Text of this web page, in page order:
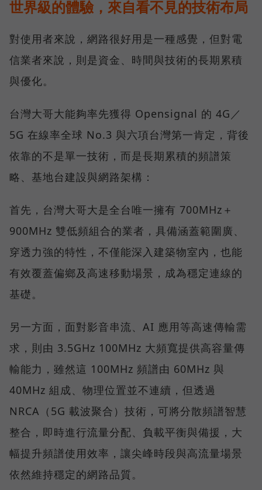
世界級的體驗，來自看不見的技術布局
對使用者來說，網路很好用是一種感覺，但對電
信業者來說，則是資金、時間與技術的長期累積
與優化。
台灣大哥大能夠率先獲得 Opensignal 的 4G／
5G 在線率全球 No.3 與六項台灣第一肯定，背後
依靠的不是單一技術，而是長期累積的頻譜策
略、基地台建設與網路架構：
首先，台灣大哥大是全台唯一擁有 700MHz＋
900MHz 雙低頻組合的業者，具備涵蓋範圍廣、
穿透力強的特性，不僅能深入建築物室內，也能
有效覆蓋偏鄉及高速移動場景，成為穩定連線的
基礎。
另一方面，面對影音串流、AI 應用等高速傳輸需
求，則由 3.5GHz 100MHz 大頻寬提供高容量傳
輸能力，雖然這 100MHz 頻譜由 60MHz 與
40MHz 組成、物理位置並不連續，但透過
NRCA（5G 載波聚合）技術，可將分散頻譜智慧
整合，即時進行流量分配、負載平衡與備援，大
幅提升頻譜使用效率，讓尖峰時段與高流量場景
依然維持穩定的網路品質。